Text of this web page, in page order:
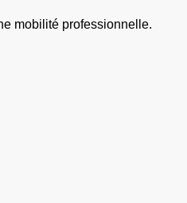
mobilité professionnelle.